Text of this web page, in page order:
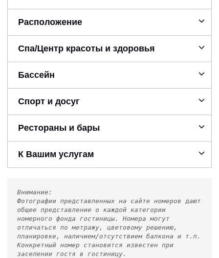
Расположение
Спа/Центр красоты и здоровья
Бассейн
Спорт и досуг
Рестораны и бары
К Вашим услугам
Внимание:
Фотографии представленных на сайте номеров дают
общее представление о каждой категории
номерного фонда гостиницы. Номера могут
отличаться по метражу, цветовому решению,
планировке, наличием/отсутствием балкона и т.п.
Конкретный номер становится известен при
заселении гостя в гостиницу.